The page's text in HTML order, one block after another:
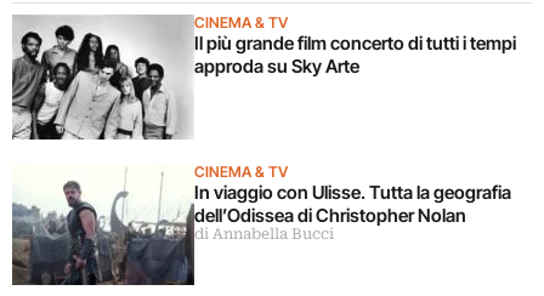
CINEMA & TV
Il più grande film concerto di tutti i tempi
approda su Sky Arte
CINEMA & TV
In viaggio con Ulisse. Tutta la geografia
dell’Odissea di Christopher Nolan
di Annabella Bucci